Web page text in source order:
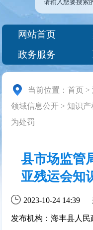
网站首页
政务服务
当前位置：首页 >
领域信息公开 > 知识
为处罚
县市场监管
亚残运会知
2023-10-24 14:39
发布机构：海丰县人